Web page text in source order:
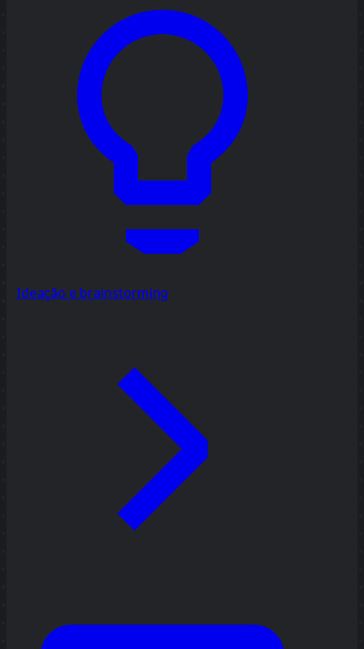
Ideação e brainstorming